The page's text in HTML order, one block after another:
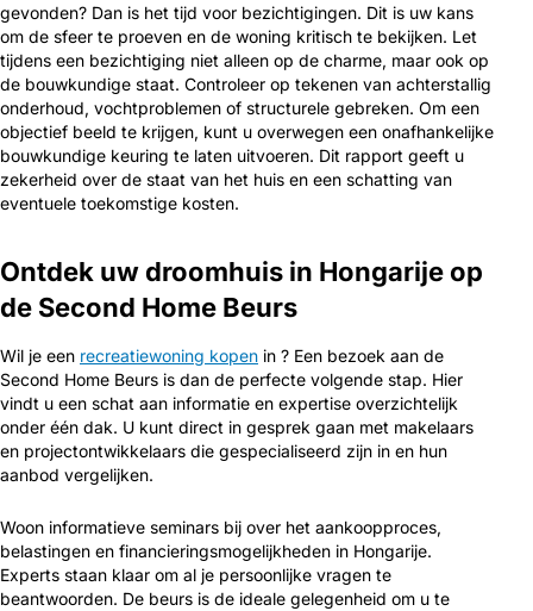
gevonden? Dan is het tijd voor bezichtigingen. Dit is uw kans
om de sfeer te proeven en de woning kritisch te bekijken. Let
tijdens een bezichtiging niet alleen op de charme, maar ook op
de bouwkundige staat. Controleer op tekenen van achterstallig
onderhoud, vochtproblemen of structurele gebreken. Om een
objectief beeld te krijgen, kunt u overwegen een onafhankelijke
bouwkundige keuring te laten uitvoeren. Dit rapport geeft u
zekerheid over de staat van het huis en een schatting van
eventuele toekomstige kosten.
Ontdek uw droomhuis in Hongarije op
de Second Home Beurs
Wil je een recreatiewoning kopen in ? Een bezoek aan de
Second Home Beurs is dan de perfecte volgende stap. Hier
vindt u een schat aan informatie en expertise overzichtelijk
onder één dak. U kunt direct in gesprek gaan met makelaars
en projectontwikkelaars die gespecialiseerd zijn in en hun
aanbod vergelijken.
Woon informatieve seminars bij over het aankoopproces,
belastingen en financieringsmogelijkheden in Hongarije.
Experts staan klaar om al je persoonlijke vragen te
beantwoorden. De beurs is de ideale gelegenheid om u te